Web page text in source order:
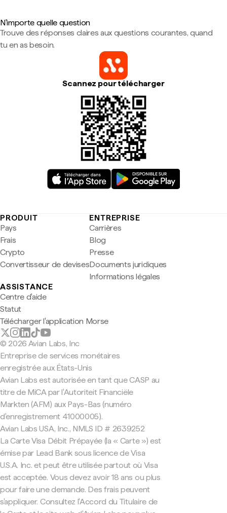
N'importe quelle question
Trouve des réponses claires aux questions courantes, quand
tu en as besoin.
Scannez pour télécharger
PRODUIT
Pays
Frais
Crypto
Convertisseur de devises
ENTREPRISE
Carrières
Blog
Presse
Documents juridiques
Informations légales
ASSISTANCE
Centre d'aide
Statut
Télécharger l'application Morse
© 2026 Avian Labs, Inc
Entreprise de services monétaires
enregistrée aux États-Unis
Avian Labs est autorisée en tant que CASP au
titre de MiCA par l'Autoriteit Financiële
Markten (AFM) aux Pays-Bas (numéro
d'enregistrement 41000005).
Avian Labs USA, Inc., NMLS ID # 2639252
La Carte Visa Débit Prépayée (la « Carte ») est
émise par Lead Bank sous licence de Visa
U.S.A. Inc. et peut être utilisée partout où Visa
est acceptée. Vous devez avoir 18 ans ou plus
pour faire une demande. Des frais peuvent
s'appliquer. Consultez l'Accord du Titulaire de